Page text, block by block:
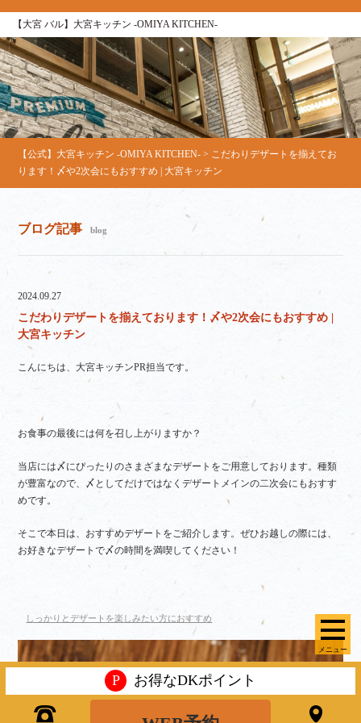
【大宮 バル】大宮キッチン ‐OMIYA KITCHEN‐
メニュー
【公式】大宮キッチン ‐OMIYA KITCHEN‐ > こだわりデザートを揃えてお
ります！〆や2次会にもおすすめ | 大宮キッチン
ブログ記事 blog
2024.09.27
こだわりデザートを揃えております！〆や2次会にもおすすめ |
大宮キッチン
こんにちは、大宮キッチンPR担当です。
お食事の最後には何を召し上がりますか？
当店には〆にぴったりのさまざまなデザートをご用意しております。種類
が豊富なので、〆としてだけではなくデザートメインの二次会にもおすす
めです。
そこで本日は、おすすめデザートをご紹介します。ぜひお越しの際には、
お好きなデザートで〆の時間を満喫してください！
しっかりとデザートを楽しみたい方におすすめ
P お得なDKポイント